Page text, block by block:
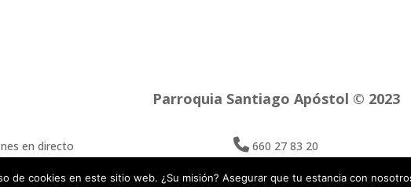
Parroquia Santiago Apóstol © 2023
en directo 660 27 83 20
de cookies en este sitio web. ¿Su misión? Asegurar que tu estancia con